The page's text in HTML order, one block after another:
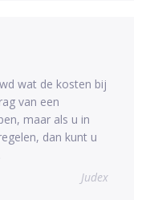
wat de kosten bij
van een
maar als u in
dan kunt u
Judex